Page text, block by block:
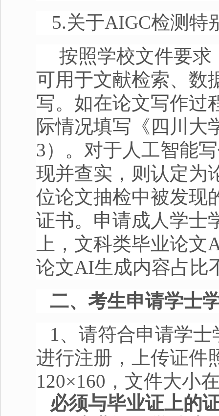
5.关于AIGC检测特
按照学校文件要
可用于文献检索、数
写。如在论文写作过
际情况填写《四川大
3）。对于人工智能
现并查实，则认定为
位论文抽检中被发现
证书。申请成人学士
上，文科类毕业论文
论文AI生成内容占比
二、考生申请学士
1、请符合申请学
进行注册，上传证件
120×160 ，文件大小
必须与毕业证上的